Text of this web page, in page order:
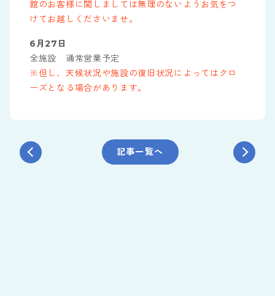
館のお客様に関しましては無理のないようお気をつ
けてお越しくださいませ。
6月27日
全施設 通常営業予定
※但し、天候状況や施設の復旧状況によってはクロ
ーズとなる場合があります。
記事一覧へ